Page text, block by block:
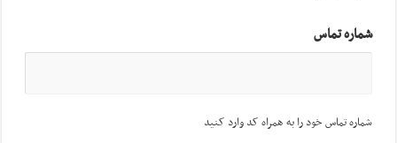
شماره تماس
شماره تماس خود را به همراه کد وارد کنید